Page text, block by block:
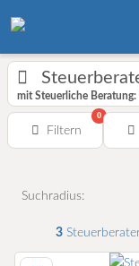
mit Steuerliche
Filtern
0
Suchradius:
3